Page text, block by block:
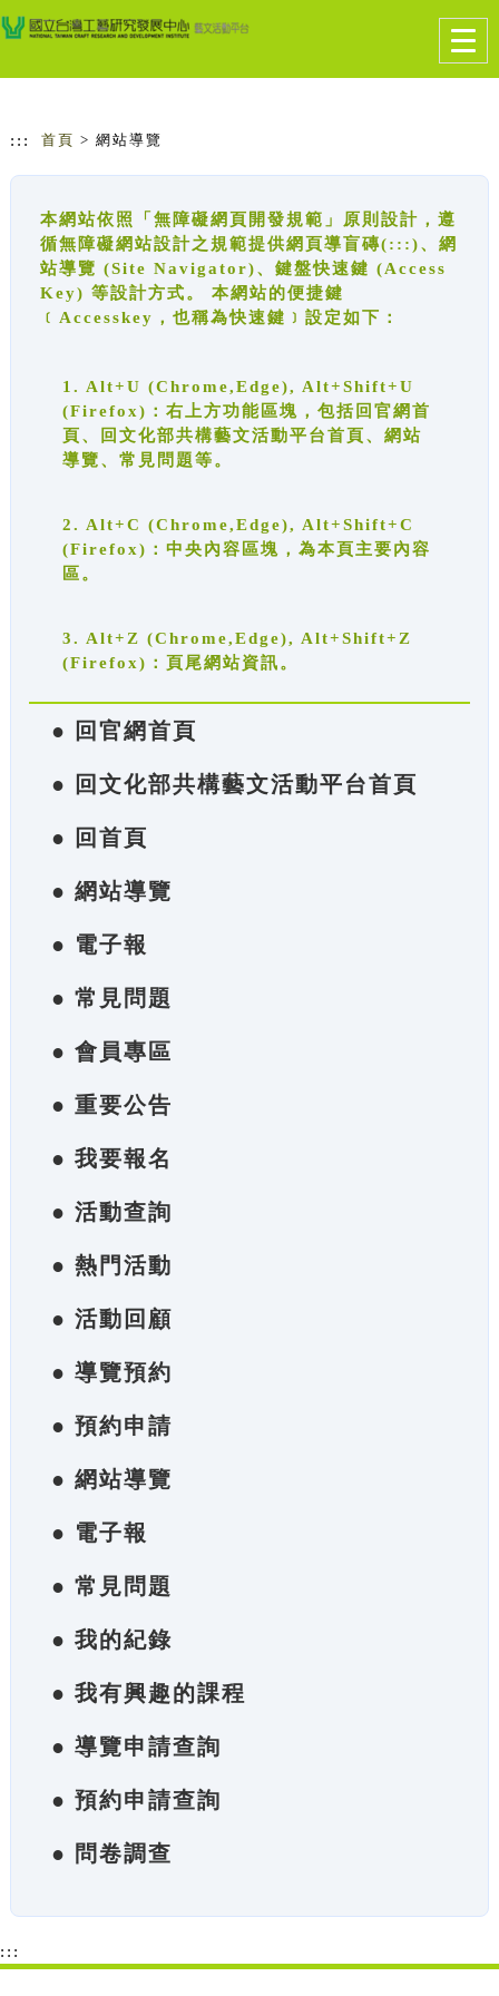
跳到主要內容
網站導覽
::: 首頁 > 網站導覽
本網站依照「無障礙網頁開發規範」原則設計，遵
循無障礙網站設計之規範提供網頁導盲磚(:::)、網
站導覽 (Site Navigator)、鍵盤快速鍵 (Access
Key) 等設計方式。 本網站的便捷鍵
﹝Accesskey，也稱為快速鍵﹞設定如下：
1. Alt+U (Chrome,Edge), Alt+Shift+U
(Firefox)：右上方功能區塊，包括回官網首
頁、回文化部共構藝文活動平台首頁、網站
導覽、常見問題等。
2. Alt+C (Chrome,Edge), Alt+Shift+C
(Firefox)：中央內容區塊，為本頁主要內容
區。
3. Alt+Z (Chrome,Edge), Alt+Shift+Z
(Firefox)：頁尾網站資訊。
● 回官網首頁
● 回文化部共構藝文活動平台首頁
● 回首頁
● 網站導覽
● 電子報
● 常見問題
● 會員專區
● 重要公告
● 我要報名
● 活動查詢
● 熱門活動
● 活動回顧
● 導覽預約
● 預約申請
● 網站導覽
● 電子報
● 常見問題
● 我的紀錄
● 我有興趣的課程
● 導覽申請查詢
● 預約申請查詢
● 問卷調查
:::